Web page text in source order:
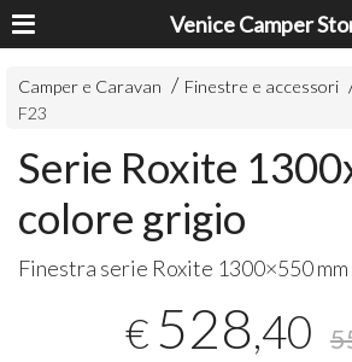
Venice Camper
Camper e Caravan Finestre e accessori
F23
Serie Roxite
colore grigio
Finestra serie Roxite 1300×550
€ 528,40